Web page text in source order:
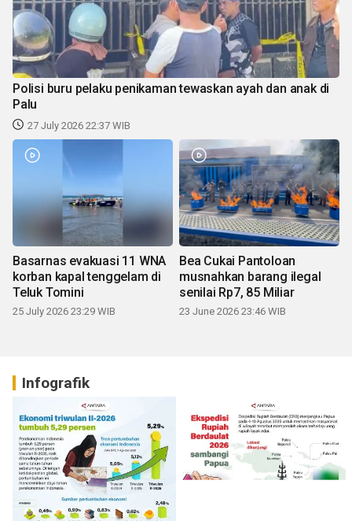
Polisi buru pelaku penikaman tewaskan ayah dan anak di
Palu
27 July 2026 22:37 WIB
Basarnas evakuasi 11 WNA
korban kapal tenggelam di
Teluk Tomini
25 July 2026 23:29 WIB
Bea Cukai Pantoloan
musnahkan barang ilegal
senilai Rp7, 85 Miliar
23 June 2026 23:46 WIB
Infografik